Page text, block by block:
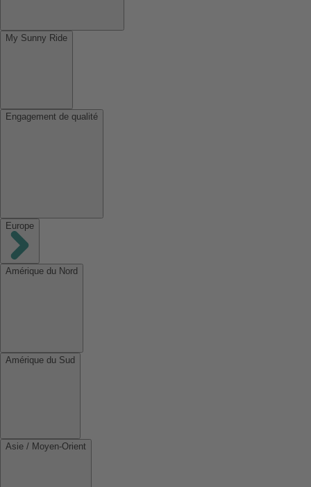
My Sunny Ride
Engagement de qualité
Europe
Amérique du Nord
Amérique du Sud
Asie / Moyen-Orient